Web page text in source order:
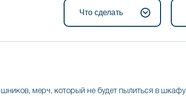
Что сделать
мерч, который не будет пылиться в шкафу